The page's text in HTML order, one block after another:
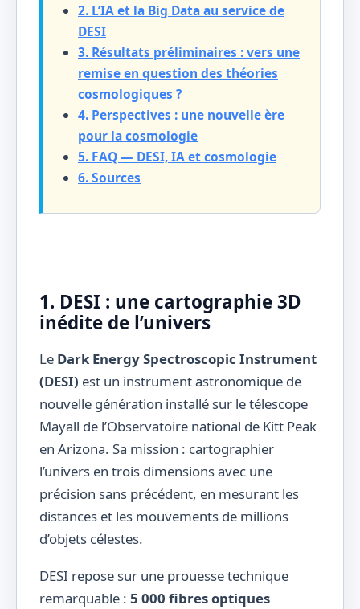
2. L’IA et la Big Data au service de
DESI
3. Résultats préliminaires : vers une
remise en question des théories
cosmologiques ?
4. Perspectives : une nouvelle ère
pour la cosmologie
5. FAQ — DESI, IA et cosmologie
6. Sources
1. DESI : une cartographie 3D
inédite de l’univers
Le Dark Energy Spectroscopic Instrument
(DESI) est un instrument astronomique de
nouvelle génération installé sur le télescope
Mayall de l’Observatoire national de Kitt Peak
en Arizona. Sa mission : cartographier
l’univers en trois dimensions avec une
précision sans précédent, en mesurant les
distances et les mouvements de millions
d’objets célestes.
DESI repose sur une prouesse technique
remarquable : 5 000 fibres optiques